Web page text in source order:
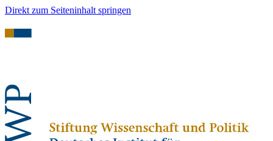
Direkt zum Seiteninhalt springen